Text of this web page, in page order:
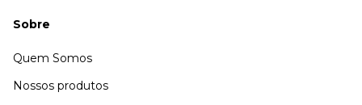
Sobre
Quem Somos
Nossos produtos